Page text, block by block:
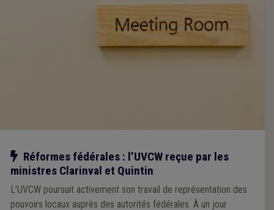
Notre action
Réformes fédérales : l’UVCW reçue par les
ministres Clarinval et Quintin
L’UVCW poursuit activement son travail de représentation des
pouvoirs locaux auprès des autorités fédérales. À un jour